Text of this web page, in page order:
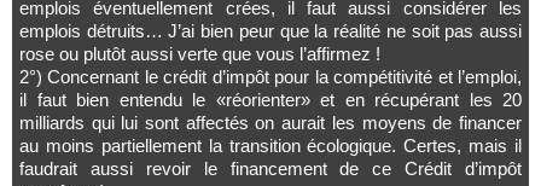
emplois éventuellement crées, il faut aussi considérer les
emplois détruits… J’ai bien peur que la réalité ne soit pas aussi
rose ou plutôt aussi verte que vous l’affirmez !
2°) Concernant le crédit d’impôt pour la compétitivité et l’emploi,
il faut bien entendu le «réorienter» et en récupérant les 20
milliards qui lui sont affectés on aurait les moyens de financer
au moins partiellement la transition écologique. Certes, mais il
faudrait aussi revoir le financement de ce Crédit d’impôt